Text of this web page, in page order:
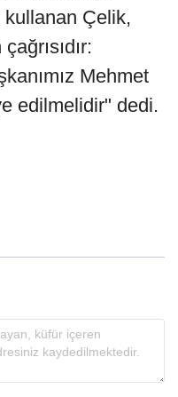
Çelik,
Mehmet
edilmelidir" dedi.